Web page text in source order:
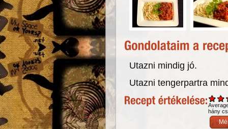
Utazni mindig jó.
Utazni tengerpartra
hány